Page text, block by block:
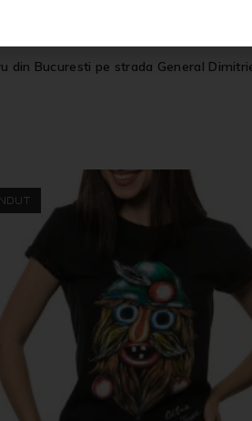
reînnoit. Pentru că știm că e greu să
Bucuresti pe strada General